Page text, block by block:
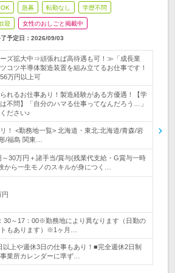
急募 転勤なし 学歴不問
迎 女性のおしごと掲載中
予定日： 2026/09/03
ズ拡大中⇒頑張れば高待遇も可！≫「成長業
コツ半導体製造装置を組み立てるお仕事です！
万円以上可
れるお仕事あり！製造経験がある方優遇！【学
不問】「自分のハマる仕事ってなんだろう…」
ださい♪
！ <勤務地一覧> 北海道・東北:北海道/青森/岩
/福島 関東…
～30万円＋諸手当/賞与(残業代支給・G賞与一時
ら一生モノのスキルが身につく…
円
30～17：00※勤務地により異なります（日勤の
もあります）※1ヶ月…
以上や週休3日の仕事もあり！■完全週休2日制
業所カレンダーに準ず…